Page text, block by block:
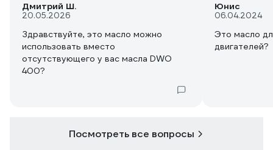
Дмитрий Ш.
20.05.2026
Здравствуйте, это масло можно
использовать вместо
отсутствующего у вас масла DWO
400?
Юнис
06.04.2024
Это масло
двигателей?
Посмотреть все вопросы